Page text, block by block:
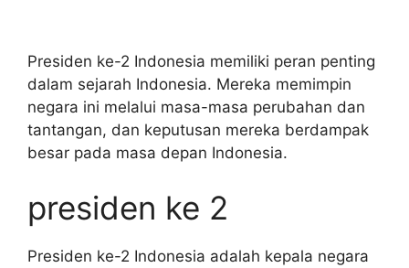
Presiden ke-2 Indonesia memiliki peran penting
dalam sejarah Indonesia. Mereka memimpin
negara ini melalui masa-masa perubahan dan
tantangan, dan keputusan mereka berdampak
besar pada masa depan Indonesia.
presiden ke 2
Presiden ke-2 Indonesia adalah kepala negara